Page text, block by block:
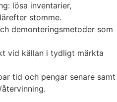
lösa inventarier,
stomme.
demonteringsmetoder som
vid källan i tydligt märkta
tid och pengar senare samt